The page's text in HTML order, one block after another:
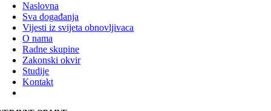
Naslovna
Sva događanja
Vijesti iz svijeta obnovljivaca
O nama
Radne skupine
Zakonski okvir
Studije
Kontakt